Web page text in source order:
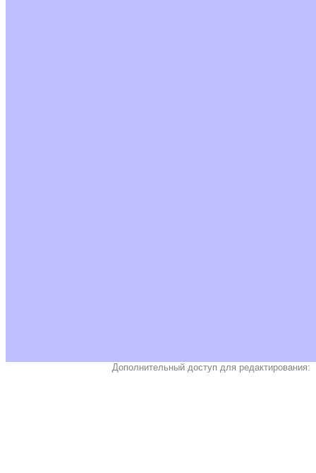
Дополнительный доступ для редактирования: